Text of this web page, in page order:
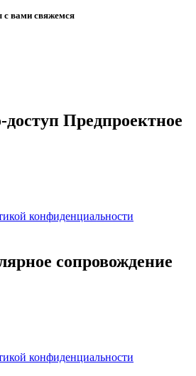
с вами свяжемся
Предпроектное
конфиденциальности
сопровождение
конфиденциальности